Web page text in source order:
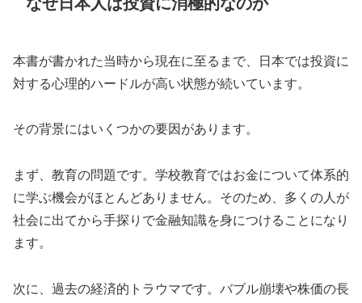
本書が書かれた当時から現在に至るまで、日本では投資に
対する心理的ハードルが高い状態が続いています。
その背景にはいくつかの要因があります。
まず、教育の問題です。学校教育ではお金について体系的
に学ぶ機会がほとんどありません。そのため、多くの人が
社会に出てから手探りで金融知識を身につけることになり
ます。
次に、過去の経済的トラウマです。バブル崩壊や株価の長